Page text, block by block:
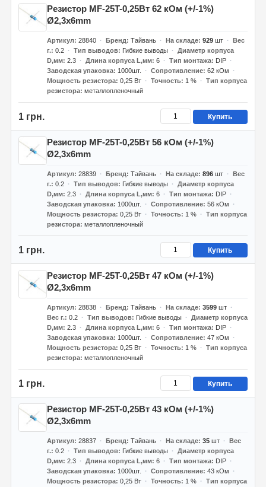
Резистор MF-25T-0,25Вт 62 кОм (+/-1%)
Ø2,3x6mm
Артикул 28840 Бренд Тайвань На складе 929шт
Вес
г. 0.2 Тип выводов Гибкие выводы
Диаметр корпуса
D,мм 2.3 Длина корпуса L,мм 6 Тип монтажа
DIP
Заводская упаковка
1000шт. Сопротивление 62 кОм
Мощность резистора 0,25 Вт Точность 1 %
Тип корпуса
резистора металлопленочный
1 грн. Купить
Резистор MF-25T-0,25Вт 56 кОм (+/-1%)
Ø2,3x6mm
Артикул 28839 Бренд Тайвань На складе 896шт
Вес
г. 0.2 Тип выводов Гибкие выводы
Диаметр корпуса
D,мм 2.3 Длина корпуса L,мм 6 Тип монтажа
DIP
Заводская упаковка
1000шт. Сопротивление 56 кОм
Мощность резистора 0,25 Вт Точность 1 %
Тип корпуса
резистора металлопленочный
1 грн. Купить
Резистор MF-25T-0,25Вт 47 кОм (+/-1%)
Ø2,3x6mm
Артикул 28838 Бренд Тайвань На складе 3599шт
Вес г. 0.2 Тип выводов Гибкие выводы
Диаметр корпуса
D,мм 2.3 Длина корпуса L,мм 6 Тип монтажа
DIP
Заводская упаковка
1000шт. Сопротивление 47 кОм
Мощность резистора 0,25 Вт Точность 1 %
Тип корпуса
резистора металлопленочный
1 грн. Купить
Резистор MF-25T-0,25Вт 43 кОм (+/-1%)
Ø2,3x6mm
Артикул 28837 Бренд Тайвань На складе 35шт
Вес
г. 0.2 Тип выводов Гибкие выводы
Диаметр корпуса
D,мм 2.3 Длина корпуса L,мм 6 Тип монтажа
DIP
Заводская упаковка
1000шт. Сопротивление 43 кОм
Мощность резистора 0,25 Вт Точность 1 %
Тип корпуса